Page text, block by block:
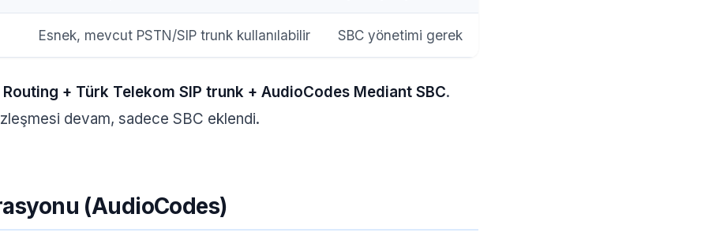
Esnek, mevcut PSTN/SIP trunk kullanılabilir SBC yönetimi gerek
+ Türk Telekom SIP trunk + AudioCodes Mediant SBC.
devam, sadece SBC eklendi.
(AudioCodes)